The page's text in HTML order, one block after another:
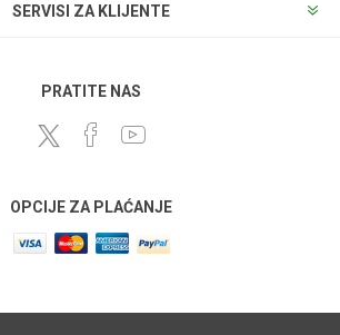
SERVISI ZA KLIJENTE
PRATITE NAS
OPCIJE ZA PLAĆANJE